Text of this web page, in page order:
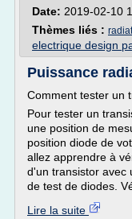
Date: 2019-02-10
Thèmes liés :
electrique design
Puissance
Comment tester un
Pour tester un
une position de
position diode de
allez apprendre à
d'un transistor avec
de test de diodes.
Lire la suite